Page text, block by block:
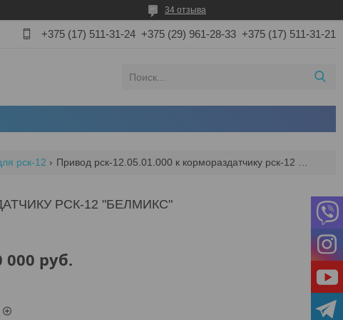
34 отзыва
+375 (17) 511-31-24 +375 (29) 961-28-33 +375 (17) 511-31-21
рск-12
РСК-12 "БЕЛМИКС"
000 руб.